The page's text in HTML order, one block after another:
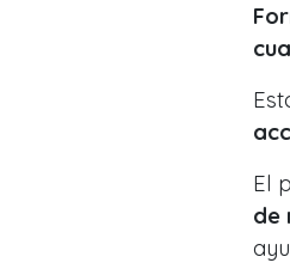
El
de